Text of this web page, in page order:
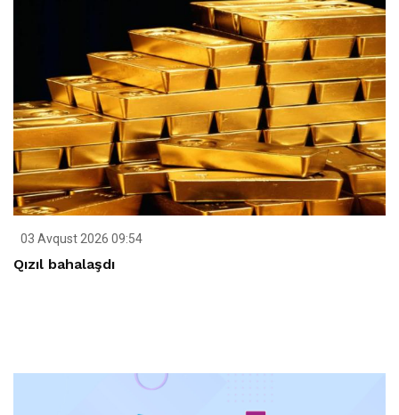
03 Avqust 2026 09:54
Qızıl bahalaşdı